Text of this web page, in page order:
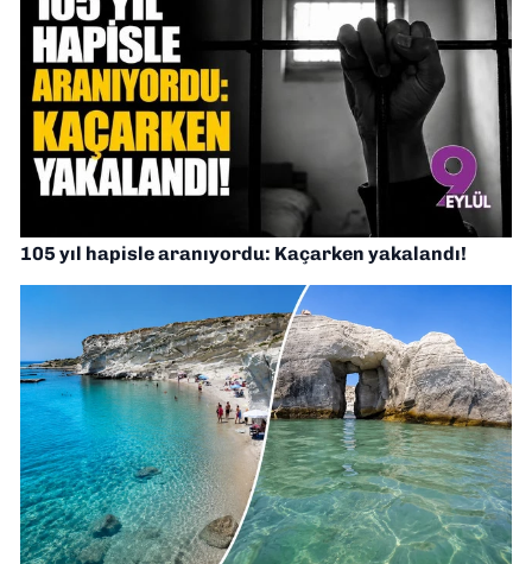
105 yıl hapisle aranıyordu: Kaçarken yakalandı!